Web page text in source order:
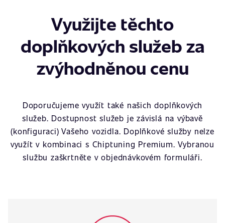
Využijte těchto
doplňkových služeb za
zvýhodněnou cenu
Doporučujeme využít také našich doplňkových
služeb. Dostupnost služeb je závislá na výbavě
(konfiguraci) Vašeho vozidla. Doplňkové služby nelze
využít v kombinaci s Chiptuning Premium. Vybranou
službu zaškrtněte v objednávkovém formuláři.